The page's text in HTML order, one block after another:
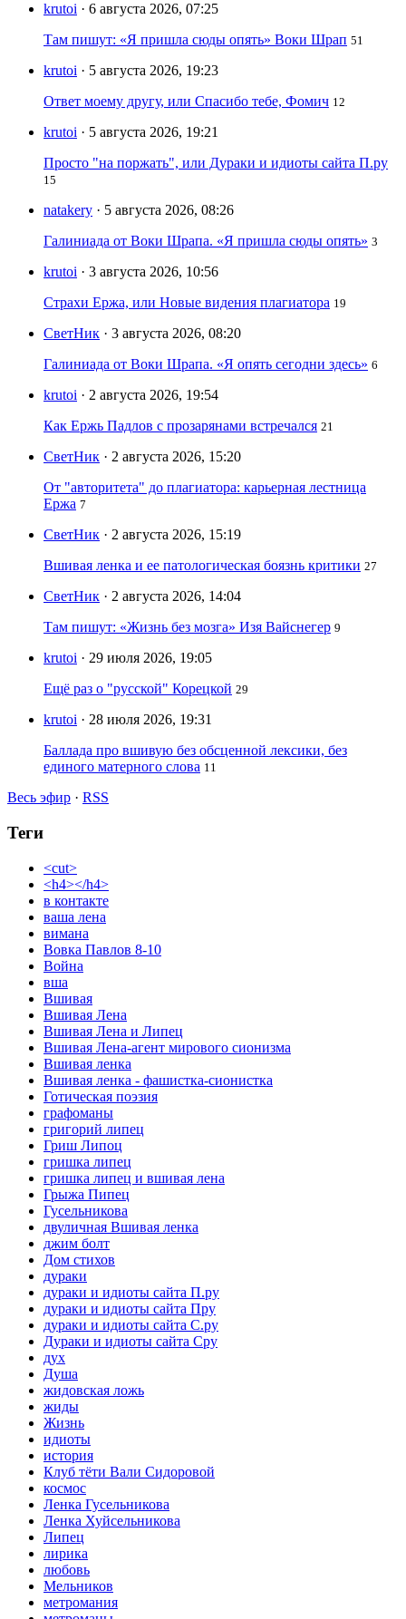
krutoi · 6 августа 2026, 07:25
Там пишут: «Я пришла сюды опять» Воки Шрап 51
krutoi · 5 августа 2026, 19:23
Ответ моему другу, или Спасибо тебе, Фомич 12
krutoi · 5 августа 2026, 19:21
Просто "на поржать", или Дураки и идиоты сайта П.ру
15
natakery · 5 августа 2026, 08:26
Галиниада от Воки Шрапа. «Я пришла сюды опять» 3
krutoi · 3 августа 2026, 10:56
Страхи Ержа, или Новые видения плагиатора 19
СветНик · 3 августа 2026, 08:20
Галиниада от Воки Шрапа. «Я опять сегодни здесь» 6
krutoi · 2 августа 2026, 19:54
Как Ержь Падлов с прозарянами встречался 21
СветНик · 2 августа 2026, 15:20
От "авторитета" до плагиатора: карьерная лестница
Ержа 7
СветНик · 2 августа 2026, 15:19
Вшивая ленка и ее патологическая боязнь критики 27
СветНик · 2 августа 2026, 14:04
Там пишут: «Жизнь без мозга» Изя Вайснегер 9
krutoi · 29 июля 2026, 19:05
Ещё раз о "русской" Корецкой 29
krutoi · 28 июля 2026, 19:31
Баллада про вшивую без обсценной лексики, без
единого матерного слова 11
Весь эфир · RSS
Теги
<cut>
<h4></h4>
в контакте
ваша лена
вимана
Вовка Павлов 8-10
Война
вша
Вшивая
Вшивая Лена
Вшивая Лена и Липец
Вшивая Лена-агент мирового сионизма
Вшивая ленка
Вшивая ленка - фашистка-сионистка
Готическая поэзия
графоманы
григорий липец
Гриш Липоц
гришка липец
гришка липец и вшивая лена
Грыжа Пипец
Гусельникова
двуличная Вшивая ленка
джим болт
Дом стихов
дураки
дураки и идиоты сайта П.ру
дураки и идиоты сайта Пру
дураки и идиоты сайта С.ру
Дураки и идиоты сайта Сру
дух
Душа
жидовская ложь
жиды
Жизнь
идиоты
история
Клуб тёти Вали Сидоровой
космос
Ленка Гусельникова
Ленка Хуйсельникова
Липец
лирика
любовь
Мельников
метромания